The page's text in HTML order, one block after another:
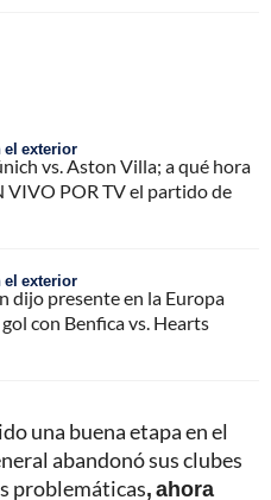
el exterior
vs. Aston Villa; a qué hora
VIVO POR TV el partido de
el exterior
dijo presente en la Europa
gol con Benfica vs. Hearts
una buena etapa en el
abandonó sus clubes
problemáticas, ahora